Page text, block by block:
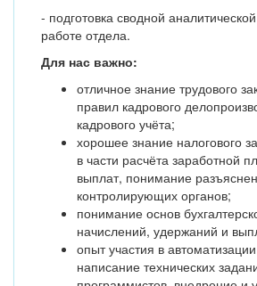
- подготовка сводной
работе отдела.
Для нас важно:
отличное знание трудового
правил кадрового
кадрового учёта;
хорошее знание налогового
в части расчёта заработной
выплат, понимание
контролирующих органов;
понимание основ
начислений, удержаний и
опыт участия в
написание технических